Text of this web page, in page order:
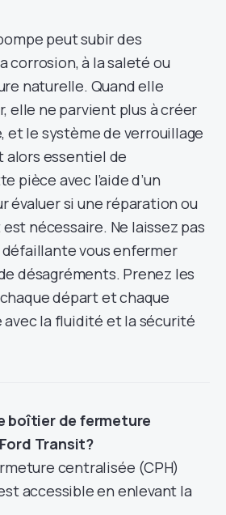
peut subir des
corrosion, à la saleté ou
naturelle. Quand elle
elle ne parvient plus à créer
et le système de verrouillage
essentiel de
pièce avec l’aide d’un
évaluer si une réparation ou
nécessaire. Ne laissez pas
vous enfermer
désagréments. Prenez les
départ et chaque
avec la fluidité et la sécurité
boîtier de fermeture
Transit?
centralisée (CPH)
accessible en enlevant la